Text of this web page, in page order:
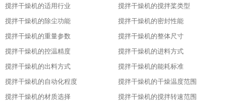
搅拌干燥机的适用行业
搅拌干燥机的搅拌桨类型
搅拌干燥机的除尘功能
搅拌干燥机的密封性能
搅拌干燥机的重量参数
搅拌干燥机的整体尺寸
搅拌干燥机的控温精度
搅拌干燥机的进料方式
搅拌干燥机的出料方式
搅拌干燥机的能耗标准
搅拌干燥机的自动化程度
搅拌干燥机的干燥温度范围
搅拌干燥机的材质选择
搅拌干燥机的搅拌转速范围